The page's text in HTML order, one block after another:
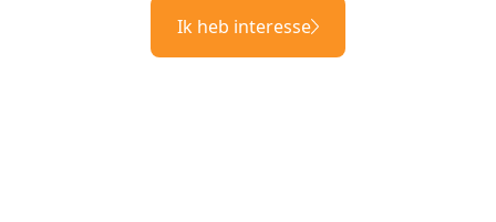
Ik heb interesse